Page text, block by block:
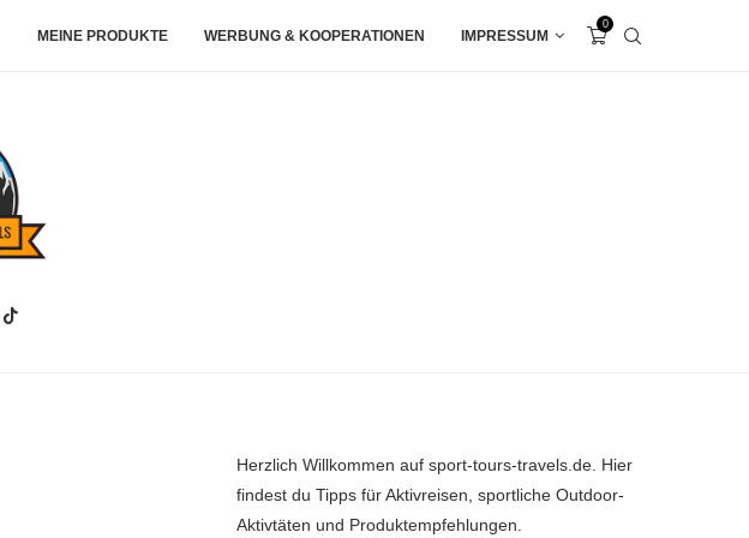
MEINE PRODUKTE WERBUNG & KOOPERATIONEN IMPRESSUM
0
Herzlich Willkommen auf sport-tours-travels.de. Hier
findest du Tipps für Aktivreisen, sportliche Outdoor-
Aktivtäten und Produktempfehlungen.